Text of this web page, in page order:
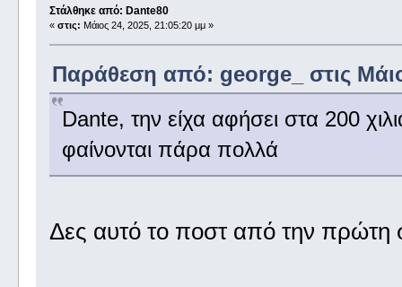
Στάλθηκε από: Dante80
« στις: Μάιος 24, 2025, 21:05:20 μμ »
Παράθεση από: george_ στις
Dante, την είχα αφήσει στα 200
φαίνονται πάρα πολλά
Δες αυτό το ποστ από την πρώτη